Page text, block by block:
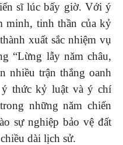
sĩ lúc bấy giờ. Với ý
minh, tinh thần của kỷ
xuất sắc nhiệm vụ
“Lừng lẫy năm châu,
nhiều trận thắng oanh
thức kỷ luật và ý chí
những năm chiến
sự nghiệp bảo vệ đất
dài lịch sử.